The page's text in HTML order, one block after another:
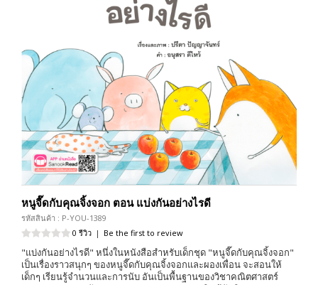
หนูจี๊ดกับคุณจิ้งจอก ตอน แบ่งกันอย่างไรดี
รหัสสินค้า : P-YOU-1389
0 รีวิว | Be the first to review
"แบ่งกันอย่างไรดี" หนึ่งในหนังสือสำหรับเด็กชุด "หนูจี๊ดกับคุณจิ้งจอก"
เป็นเรื่องราวสนุกๆ ของหนูจี๊ดกับคุณจิ้งจอกและผองเพื่อน จะสอนให้
เด็กๆ เรียนรู้จำนวนและการนับ อันเป็นพื้นฐานของวิชาคณิตศาสตร์